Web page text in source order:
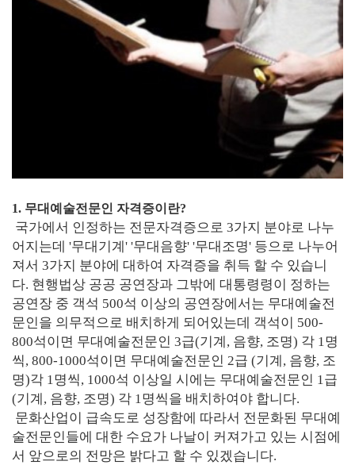
1. 무대예술전문인 자격증이란?
국가에서 인정하는 전문자격증으로 3가지 분야로 나누
어지는데 '무대기계' '무대음향' '무대조명' 등으로 나누어
져서 3가지 분야에 대하여 자격증을 취득 할 수 있습니
다. 현행법상 공공 공연장과 그밖에 대통령령이 정하는
공연장 중 객석 500석 이상의 공연장에서는 무대예술전
문인을 의무적으로 배치하게 되어있는데 객석이 500-
800석이면 무대예술전문인 3급(기계, 음향, 조명) 각 1명
씩, 800-1000석이면 무대예술전문인 2급 (기계, 음향, 조
명)각 1명씩, 1000석 이상일 시에는 무대예술전문인 1급
(기계, 음향, 조명) 각 1명씩을 배치하여야 합니다.
문화산업이 급속도로 성장함에 따라서 전문화된 무대예
술전문인들에 대한 수요가 나날이 커져가고 있는 시점에
서 앞으로의 전망은 밝다고 할 수 있겠습니다.